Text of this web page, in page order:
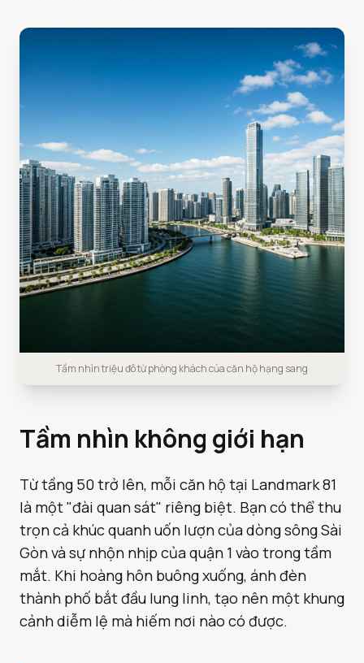
Tầm nhìn triệu đô từ phòng khách của căn hộ hạng sang
Tầm nhìn không giới hạn
Từ tầng 50 trở lên, mỗi căn hộ tại Landmark 81
là một "đài quan sát" riêng biệt. Bạn có thể thu
trọn cả khúc quanh uốn lượn của dòng sông Sài
Gòn và sự nhộn nhịp của quận 1 vào trong tầm
mắt. Khi hoàng hôn buông xuống, ánh đèn
thành phố bắt đầu lung linh, tạo nên một khung
cảnh diễm lệ mà hiếm nơi nào có được.